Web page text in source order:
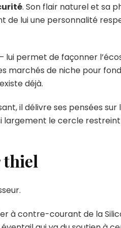
. Son flair naturel et sa
de lui une personnalité
permet de façonner
marchés de niche pour
déjà.
il délivre ses pensées sur
largement le cercle
thiel
à contre-courant de la